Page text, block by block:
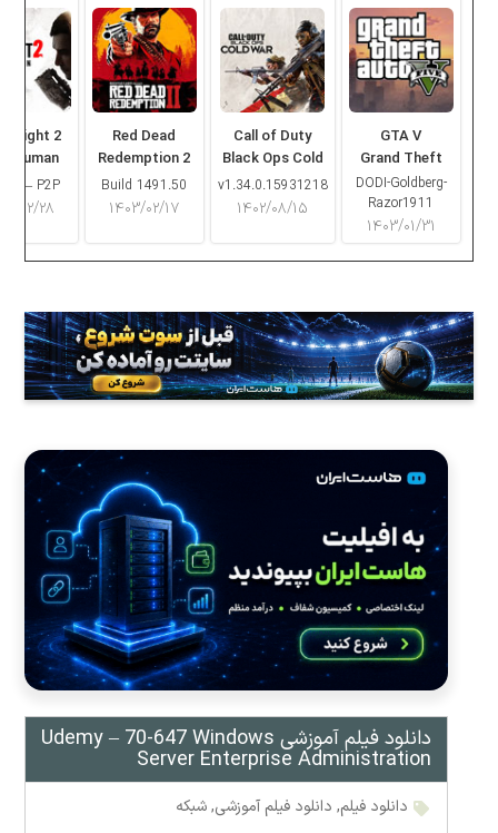
GTA V
Grand Theft
Auto V
DODI-Goldberg-
Razor1911
۱۴۰۳/۰۱/۳۱
Call of Duty
Black Ops Cold
War
v1.34.0.15931218
۱۴۰۲/۰۸/۱۵
Red Dead
Redemption 2
Build 1491.50
۱۴۰۳/۰۲/۱۷
Light 2
Human
– P2P
۱۴۰۳/
دانلود فیلم آموزشی Udemy – 70-647 Windows
Server Enterprise Administration
دانلود فیلم, دانلود فیلم آموزشی,شبکه